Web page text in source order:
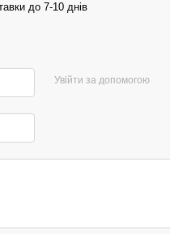
до 7-10 днів
Увійти за допомогою